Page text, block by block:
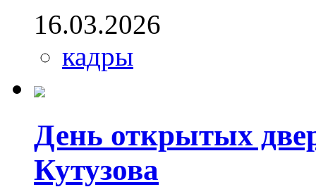
16.03.2026
кадры
День открытых
Кутузова